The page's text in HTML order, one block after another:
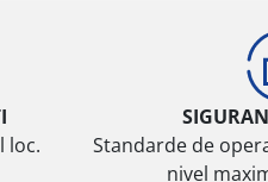
loc.
Standarde de
nivel